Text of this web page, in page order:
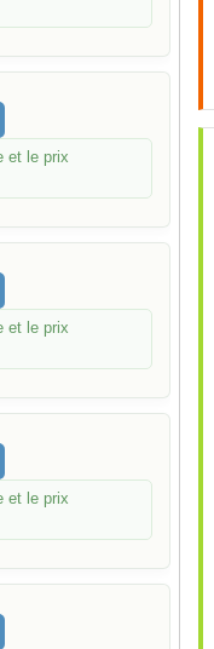
et le prix
et le prix
et le prix